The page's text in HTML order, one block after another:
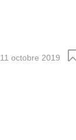
11 octobre 2019